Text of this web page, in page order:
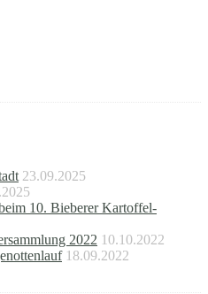
23.09.2025
10. Bieberer Kartoffel-
2022 10.10.2022
18.09.2022